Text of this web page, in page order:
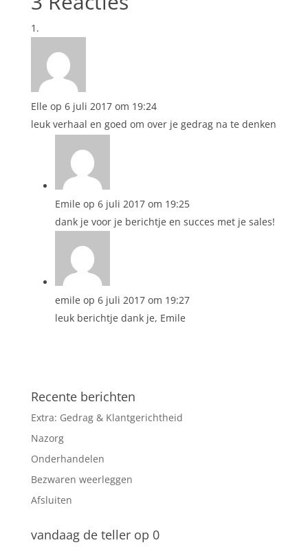
Elle op 6 juli 2017 om 19:24
leuk verhaal en goed om over je gedrag na te denken
Emile op 6 juli 2017 om 19:25
dank je voor je berichtje en succes met je sales!
emile op 6 juli 2017 om 19:27
leuk berichtje dank je, Emile
Recente berichten
Extra: Gedrag & Klantgerichtheid
Nazorg
Onderhandelen
Bezwaren weerleggen
Afsluiten
vandaag de teller op 0